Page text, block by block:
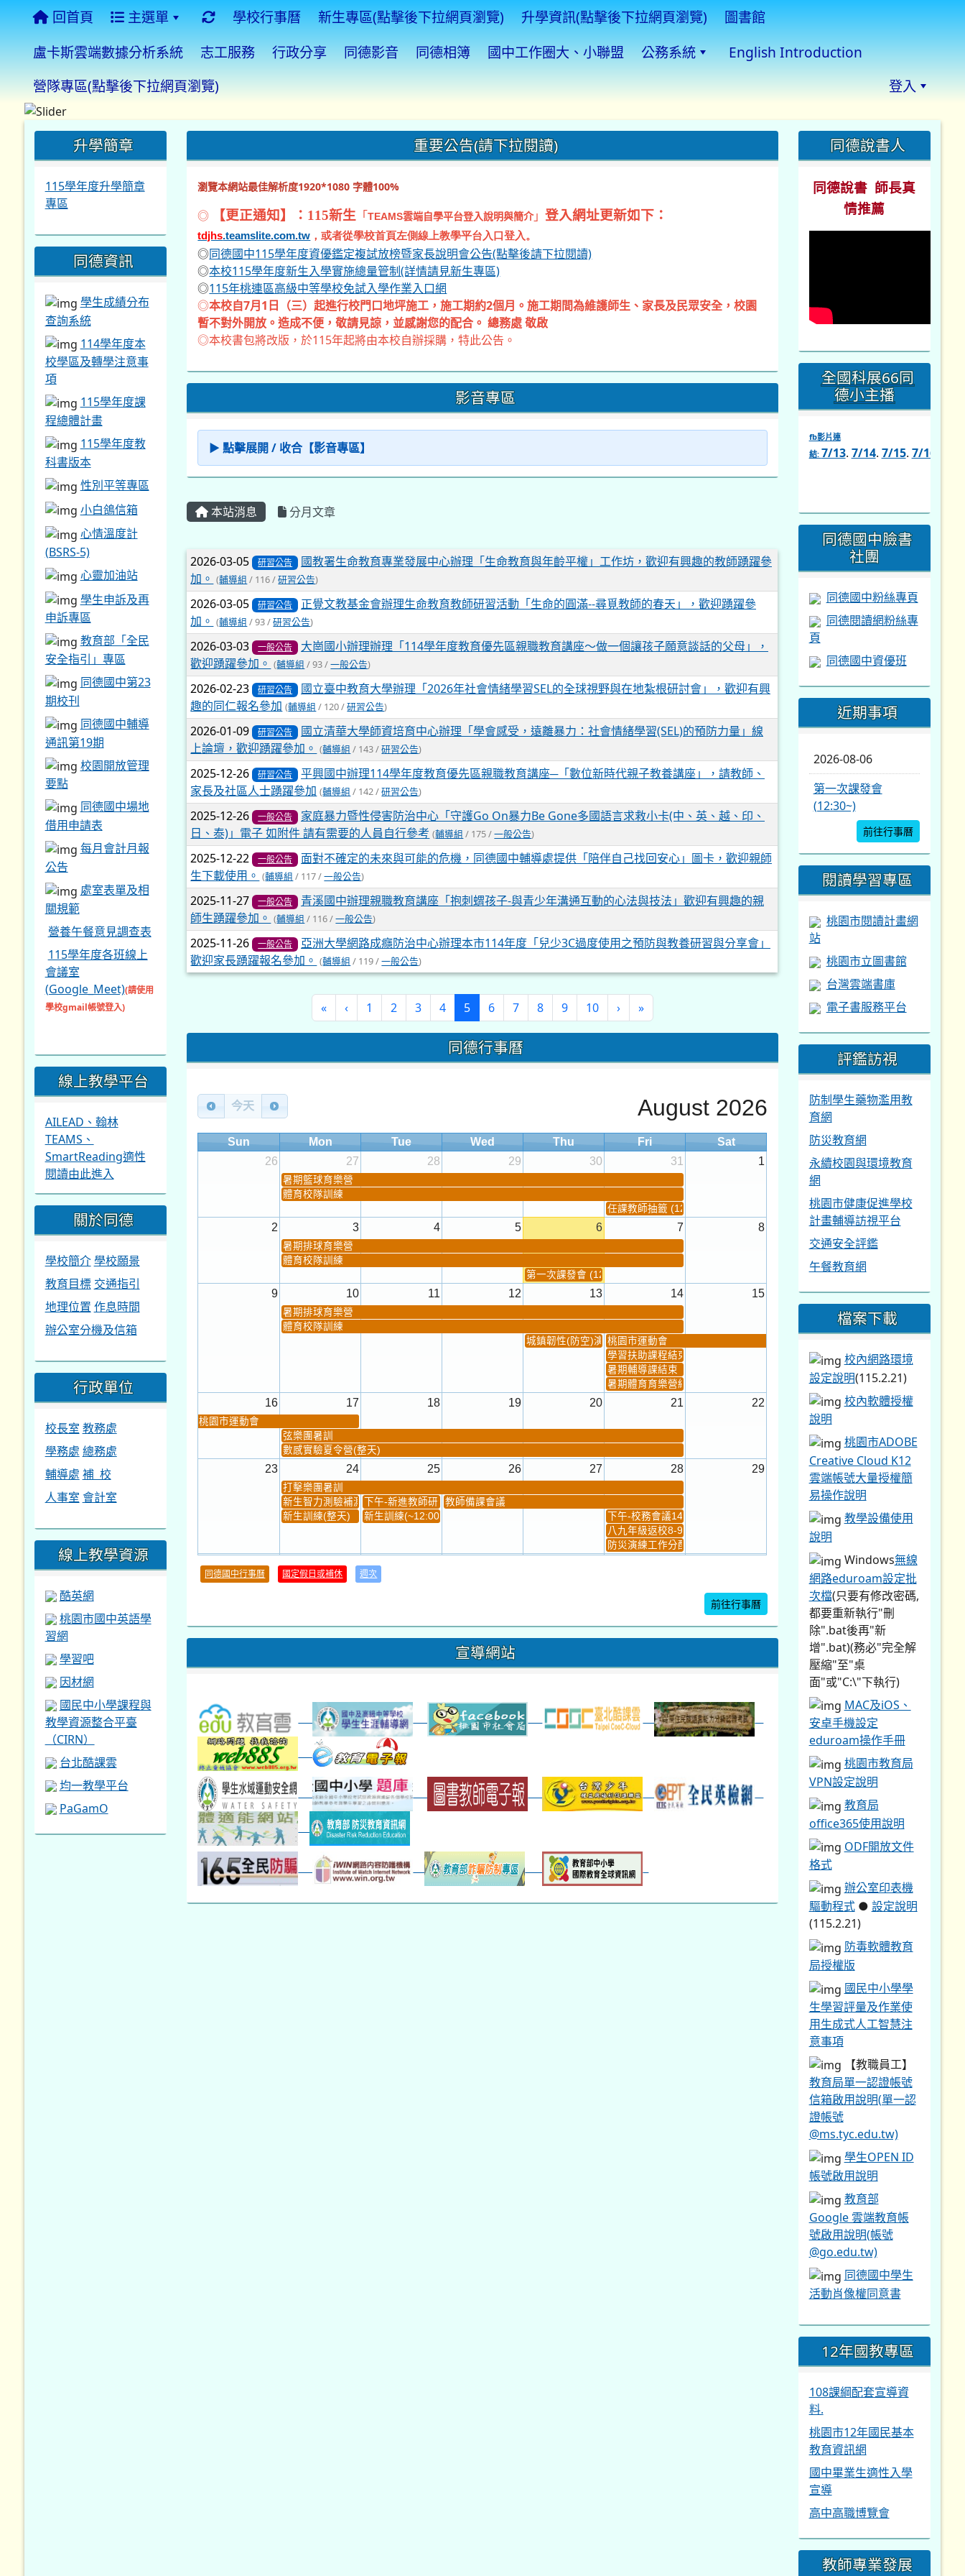
回首頁 主選單 學校行事曆 新生專區(點擊後下拉網頁瀏覽) 升學資訊(點擊後下拉網頁瀏覽)
圖書館
盧卡斯雲端數據分析系統
志工服務 行政分享 同德影音 同德相簿 國中工作圈大、小聯盟 公務系統
English Introduction
營隊專區(點擊後下拉網頁瀏覽)
登入
重要公告(請下拉閱讀)
瀏覽本網站最佳解析度1920*1080 字體100%
◎ 【更正通知】：115新生 「TEAMS雲端自學平台登入說明與簡介」登入網址更新如下：
tdjhs.teamslite.com.tw ，或者從學校首頁左側線上教學平台入口登入。
◎同德國中115學年度資優鑑定複試放榜暨家長說明會公告(點擊後請下拉閱讀)
◎本校115學年度新生入學實施總量管制(詳情請見新生專區)
◎115年桃連區高級中等學校免試入學作業入口網
◎本校自7月1日（三）起進行校門口地坪施工，施工期約2個月。施工期間為維護師生、家長及民眾安全，校園
暫不對外開放。造成不便，敬請見諒，並感謝您的配合。 總務處 敬啟
◎本校書包將改版，於115年起將由本校自辦採購，特此公告。
影音專區
▶ 點擊展開 / 收合【影音專區】
本站消息 分月文章
文章列表
2026-03-05 研習公告
國教署生命教育專業發展中心辦理「生命教育與年齡平權」工作坊，歡迎有興趣的教師踴躍參
加。 (輔導組 / 116 /研習公告)
2026-03-05 研習公告
正覺文教基金會辦理生命教育教師研習活動「生命的圓滿--尋覓教師的春天」，歡迎踴躍參
加。 (輔導組 / 93 /研習公告)
2026-03-03 一般公告
大崗國小辦理辦理「114學年度教育優先區親職教育講座～做一個讓孩子願意談話的父母」，
歡迎踴躍參加。 (輔導組 / 93 /一般公告)
2026-02-23 研習公告
國立臺中教育大學辦理「2026年社會情緒學習SEL的全球視野與在地紮根研討會」，歡迎有興
趣的同仁報名參加 (輔導組 / 120 /研習公告)
2026-01-09 研習公告
國立清華大學師資培育中心辦理「學會感受，遠離暴力：社會情緒學習(SEL)的預防力量」線
上論壇，歡迎踴躍參加。 (輔導組 / 143 /研習公告)
2025-12-26 研習公告
平興國中辦理114學年度教育優先區親職教育講座─「數位新時代親子教養講座」，請教師、
家長及社區人士踴躍參加 (輔導組 / 142 /研習公告)
2025-12-26 一般公告
家庭暴力暨性侵害防治中心「守護Go On暴力Be Gone多國語言求救小卡(中、英、越、印、
日、泰)」電子 如附件 請有需要的人員自行參考 (輔導組 / 175 /一般公告)
2025-12-22 一般公告
面對不確定的未來與可能的危機，同德國中輔導處提供「陪伴自己找回安心」圖卡，歡迎親師
生下載使用。 (輔導組 / 117 /一般公告)
2025-11-27 一般公告
青溪國中辦理親職教育講座「抱刺蝟孩子-與青少年溝通互動的心法與技法」歡迎有興趣的親
師生踴躍參加。 (輔導組 / 116 /一般公告)
2025-11-26 一般公告
亞洲大學網路成癮防治中心辦理本市114年度「兒少3C過度使用之預防與教養研習與分享會」
歡迎家長踴躍報名參加。 (輔導組 / 119 /一般公告)
« ‹ 1 2 3 4 5(current)
6 7 8 9 10 › »
同德行事曆
今天 August 2026
Sun Mon Tue Wed Thu Fri
Sat
26
27 28 29 30 31 1
暑期籃球育樂營
體育校隊訓練
任課教師抽籤 (12:30~)...
2 3 4 5 6 7 8
暑期排球育樂營
體育校隊訓練
第一次課發會 (12:30~)
9 10 11 12 13 14 15
暑期排球育樂營
體育校隊訓練
城鎮韌性(防空)演習桃園市運動會
學習扶助課程結束
暑期輔導課結束
暑期體育育樂營結束
16 17 18 19 20 21 22
桃園市運動會
弦樂團暑訓
數感實驗夏令營(整天)
23 24 25 26 27 28 29
打擊樂團暑訓
新生智力測驗補測(...下午-新進教師研習教師備課會議
新生訓練(整天)
新生訓練(~12:00)
下午-校務會議14:00-16...
八九年級返校8-9
防災演練工作分配及...
30 31
本週_健康檢查週 各班器材負責人訓練發放班級書箱及晨讀...
本週_新書展
班週
第一週
超額比序暨免試入學...
同德國中行事曆 國定假日或補休 週次
前往行事曆
宣導網站
::: 升學簡章
115學年度升學簡章
專區
同德資訊
學生成績分布
查詢系統
114學年度本
校學區及轉學注意事
項
115學年度課
程總體計畫
115學年度教
科書版本
性別平等專區
小白鴿信箱
心情溫度計
(BSRS-5)
心靈加油站
學生申訴及再
申訴專區
教育部「全民
安全指引」專區
同德國中第23
期校刊
同德國中輔導
通訊第19期
校園開放管理
要點
同德國中場地
借用申請表
每月會計月報
公告
處室表單及相
關規範
營養午餐意見調查表
115學年度各班線上
會議室
(Google_Meet)(請使用
學校gmail帳號登入)
線上教學平台
AILEAD、翰林
TEAMS、
SmartReading適性
閱讀由此進入
關於同德
學校簡介 學校願景
教育目標 交通指引
地理位置 作息時間
辦公室分機及信箱
行政單位
校長室 教務處
學務處 總務處
輔導處 補 校
人事室 會計室
線上教學資源
酷英網
桃園市國中英語學
習網
學習吧
因材網
國民中小學課程與
教學資源整合平臺
（CIRN）
台北酷課雲
均一教學平台
PaGamO
::: 同德說書人
同德說書 師長真
情推薦
全國科展66同
德小主播
fb影片連
結: 7/13. 7/14. 7/15. 7/16
https://www.facebook.com/
同德國中臉書
社團
同德國中粉絲專頁
同德閱讀網粉絲專
頁
同德國中資優班
近期事項
2026-08-06
第一次課發會
(12:30~)
前往行事曆
閱讀學習專區
桃園市閱讀計畫網
站
桃園市立圖書館
台灣雲端書庫
電子書服務平台
評鑑訪視
防制學生藥物濫用教
育網
防災教育網
永續校園與環境教育
網
桃園市健康促進學校
計畫輔導訪視平台
交通安全評鑑
午餐教育網
檔案下載
校內網路環境
設定說明(115.2.21)
校內軟體授權
說明
桃園市ADOBE
Creative Cloud K12
雲端帳號大量授權簡
易操作說明
教學設備使用
說明
Windows無線
網路eduroam設定批
次檔(只要有修改密碼,
都要重新執行"刪
除".bat後再"新
增".bat)(務必"完全解
壓縮"至"桌
面"或"C:\"下執行)
MAC及iOS、
安卓手機設定
eduroam操作手冊
桃園市教育局
VPN設定說明
教育局
office365使用說明
ODF開放文件
格式
辦公室印表機
驅動程式● 設定說明
(115.2.21)
防毒軟體教育
局授權版
國民中小學學
生學習評量及作業使
用生成式人工智慧注
意事項
【教職員工】
教育局單一認證帳號
信箱啟用說明(單一認
證帳號
@ms.tyc.edu.tw)
學生OPEN ID
帳號啟用說明
教育部
Google 雲端教育帳
號啟用說明(帳號
@go.edu.tw)
同德國中學生
活動肖像權同意書
12年國教專區
108課綱配套宣導資
料.
桃園市12年國民基本
教育資訊網
國中畢業生適性入學
宣導
高中高職博覽會
教師專業發展